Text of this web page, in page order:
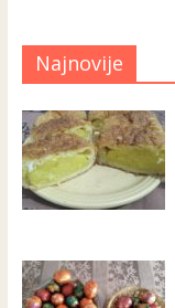
Najnovije